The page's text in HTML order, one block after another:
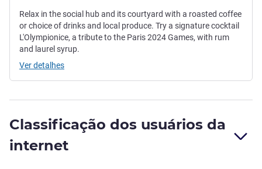
Relax in the social hub and its courtyard with a roasted coffee
or choice of drinks and local produce. Try a signature cocktail
L'Olympionice, a tribute to the Paris 2024 Games, with rum
and laurel syrup.
Ver detalhes
Classificação dos usuários da
internet